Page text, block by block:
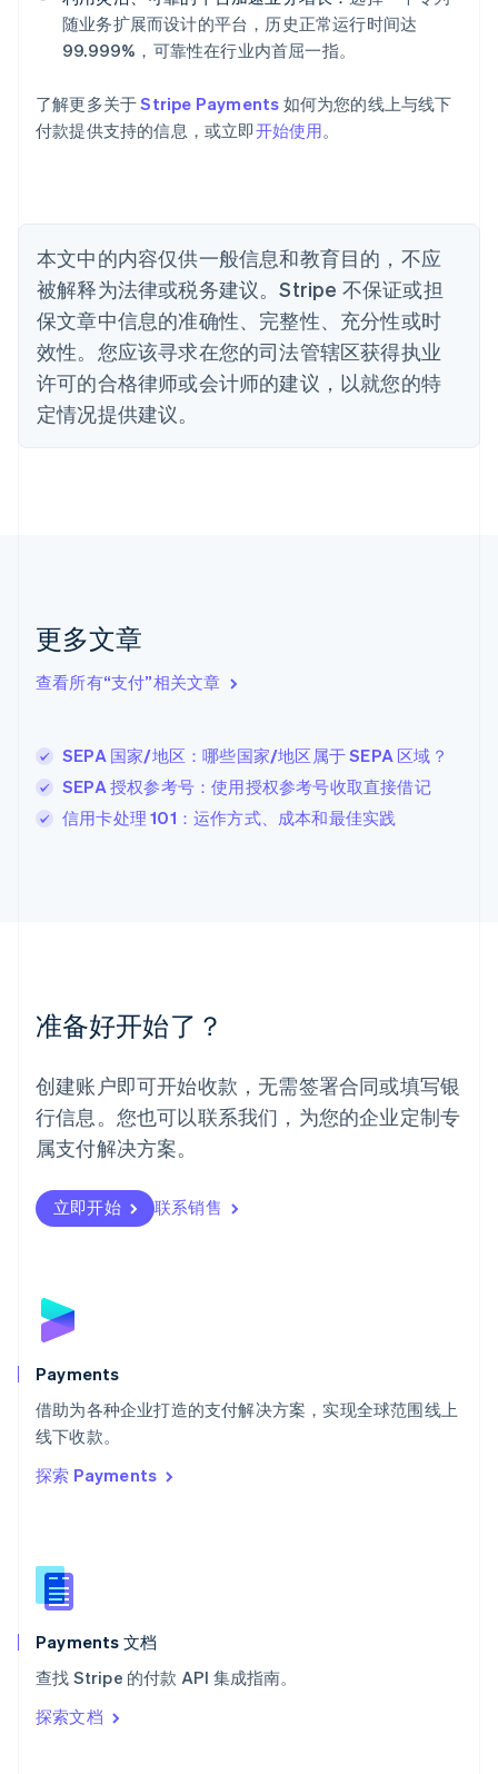
随业务扩展而设计的平台，历史正常运行时间达
99.999%，可靠性在行业内首屈一指。
了解更多关于Stripe Payments 如何为您的线上与线下
付款提供支持的信息，或立即开始使用。
本文中的内容仅供一般信息和教育目的，不应
被解释为法律或税务建议。Stripe 不保证或担
保文章中信息的准确性、完整性、充分性或时
效性。您应该寻求在您的司法管辖区获得执业
许可的合格律师或会计师的建议，以就您的特
定情况提供建议。
更多文章
查看所有“支付”相关文章
SEPA 国家/地区：哪些国家/地区属于 SEPA 区域？
SEPA 授权参考号：使用授权参考号收取直接借记
信用卡处理 101：运作方式、成本和最佳实践
准备好开始了？
创建账户即可开始收款，无需签署合同或填写银
行信息。您也可以联系我们，为您的企业定制专
属支付解决方案。
立即开始 联系销售
Payments
借助为各种企业打造的支付解决方案，实现全球范围线上
线下收款。
探索 Payments
Payments 文档
查找 Stripe 的付款 API 集成指南。
探索文档
DeutschEnglish
澳大利亚
English
Português English
保加利亚
English
丹麦
德国
DeutschEnglish
法国
FrançaisEnglish
芬兰
EnglishSvenska
English
English
卢森堡
罗马尼亚
English
挪威
葡萄牙
Português English
日本
日本語English
瑞典
瑞士
DeutschFrançais
English
斯洛文尼亚
泰国
ไทยEnglish
希腊
English
西班牙
新西兰
English
匈牙利
English
ItalianoEnglish
印度
English